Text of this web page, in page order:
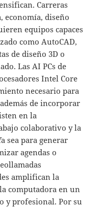
Carreras
economía, diseño
equipos capaces
como AutoCAD,
de diseño 3D o
Las AI PCs de
Intel Core
necesario para
de incorporar
en la
colaborativo y la
sea para generar
agendas o
amplifican la
computadora en un
y profesional. Por su